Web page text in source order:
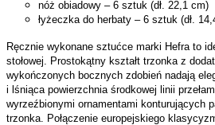
nóż obiadowy – 6 sztuk (dł. 22,1 cm)
łyżeczka do herbaty – 6 sztuk (dł.
Ręcznie wykonane sztućce marki Hefra to
stołowej. Prostokątny kształt trzonka z
wykończonych bocznych zdobień nadają
i lśniąca powierzchnia środkowej linii
wyrzeźbionymi ornamentami konturujących
trzonka. Połączenie europejskiego